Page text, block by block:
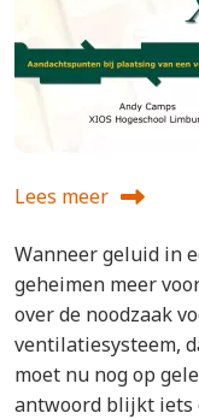
Lees meer
over
Wanneer geluid in
geheimen meer
over de noodzaak
ventilatiesysteem,
moet nu nog op
antwoord blijkt iets